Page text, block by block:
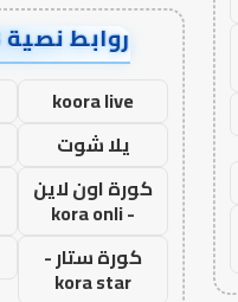
روابط نصية AA80513
koora live
يلا شوت
كورة اون لاين
- kora onli
كورة ستار -
kora star